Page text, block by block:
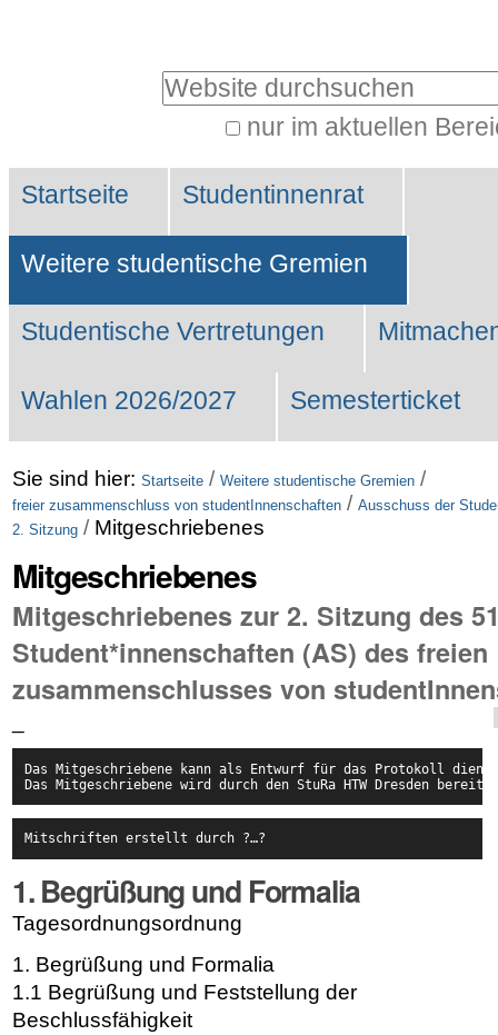
Website durchsuchen
nur im aktuellen
Suche…
Sektionen
Startseite Studentinnenrat
Weitere studentische Gremien
Studentische Vertretungen
Wahlen 2026/2027 Semesterticket
Sie sind hier: Startseite / Weitere studentische Gremien /
freier zusammenschluss von studentInnenschaften / Ausschuss der
2. Sitzung / Mitgeschriebenes
Mitgeschriebenes
Mitgeschriebenes zur 2. Sitzung des
Student*innenschaften (AS) des freien
zusammenschlusses von
Das Mitgeschriebene kann als Entwurf für das Protokoll
Das Mitgeschriebene wird durch den StuRa HTW Dresden
Mitschriften erstellt durch ?…?
1. Begrüßung und Formalia
Tagesordnungsordnung
1. Begrüßung und Formalia
1.1 Begrüßung und Feststellung der
Beschlussfähigkeit